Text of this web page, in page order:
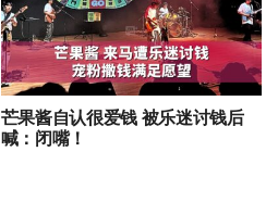
芒果酱自认很爱钱 被乐迷讨钱后
喊：闭嘴！